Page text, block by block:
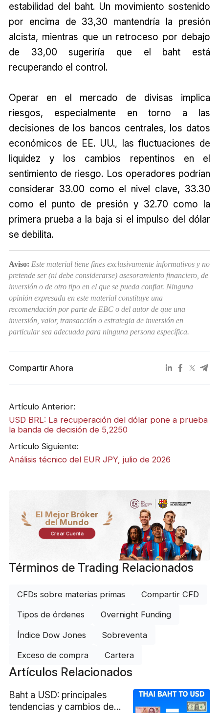
estabilidad del baht. Un movimiento sostenido
por encima de 33,30 mantendría la presión
alcista, mientras que un retroceso por debajo
de 33,00 sugeriría que el baht está
recuperando el control.
Operar en el mercado de divisas implica
riesgos, especialmente en torno a las
decisiones de los bancos centrales, los datos
económicos de EE. UU., las fluctuaciones de
liquidez y los cambios repentinos en el
sentimiento de riesgo. Los operadores podrían
considerar 33.00 como el nivel clave, 33.30
como el punto de presión y 32.70 como la
primera prueba a la baja si el impulso del dólar
se debilita.
Aviso: Este material tiene fines exclusivamente informativos y no
pretende ser (ni debe considerarse) asesoramiento financiero, de
inversión o de otro tipo en el que se pueda confiar. Ninguna
opinión expresada en este material constituye una
recomendación por parte de EBC o del autor de que una
inversión, valor, transacción o estrategia de inversión en
particular sea adecuada para ninguna persona específica.
Compartir Ahora
Artículo Anterior:
USD BRL: La recuperación del dólar pone a prueba
la banda de decisión de 5,2250
Artículo Siguiente:
Análisis técnico del EUR JPY, julio de 2026
El Mejor Bróker
del Mundo
Crear Cuenta
Términos de Trading Relacionados
CFDs sobre materias primas Compartir CFD
Tipos de órdenes Overnight Funding
Índice Dow Jones Sobreventa
Exceso de compra Cartera
Artículos Relacionados
Baht a USD: principales
tendencias y cambios de